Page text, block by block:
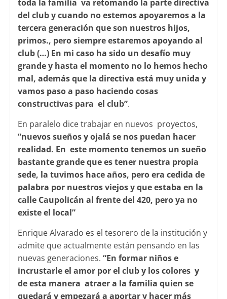
toda la familia va retomando la parte directiva
del club y cuando no estemos apoyaremos a la
tercera generación que son nuestros hijos,
primos., pero siempre estaremos apoyando al
club (…) En mi caso ha sido un desafío muy
grande y hasta el momento no lo hemos hecho
mal, además que la directiva está muy unida y
vamos paso a paso haciendo cosas
constructivas para el club”.
En paralelo dice trabajar en nuevos proyectos,
“nuevos sueños y ojalá se nos puedan hacer
realidad. En este momento tenemos un sueño
bastante grande que es tener nuestra propia
sede, la tuvimos hace años, pero era cedida de
palabra por nuestros viejos y que estaba en la
calle Caupolicán al frente del 420, pero ya no
existe el local”
Enrique Alvarado es el tesorero de la institución y
admite que actualmente están pensando en las
nuevas generaciones. “En formar niños e
incrustarle el amor por el club y los colores y
de esta manera atraer a la familia quien se
quedará y empezará a aportar y hacer más